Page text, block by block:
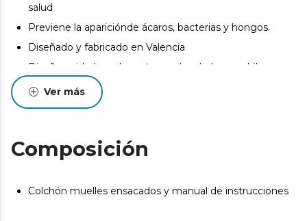
salud
Previene la apariciónde ácaros, bacterias y hongos.
Diseñado y fabricado en Valencia
Diseño cuidado y elegante con bordados con hilo
premium en el frontal y las cuatro asas.
Pueden existir leves diferencias entre el producto
la calidad ni a la utilidad del artículo.
Ver más
Composición
Colchón muelles ensacados y manual de instrucciones